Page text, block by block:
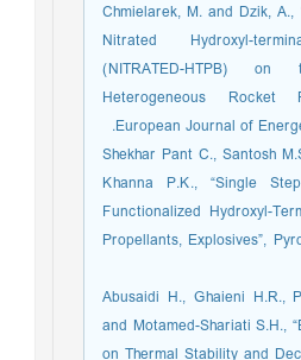
Chmielarek, M. and Dzik,
Nitrated Hydroxyl-
(NITRATED-HTPB)
Heterogeneous Rocket
European Journal of
16. Shekhar Pant C., Santosh
Khanna P.K., “Single
Functionalized Hydroxyl-
Propellants, Explosives”,
17. Abusaidi H., Ghaieni
and Motamed-Shariati